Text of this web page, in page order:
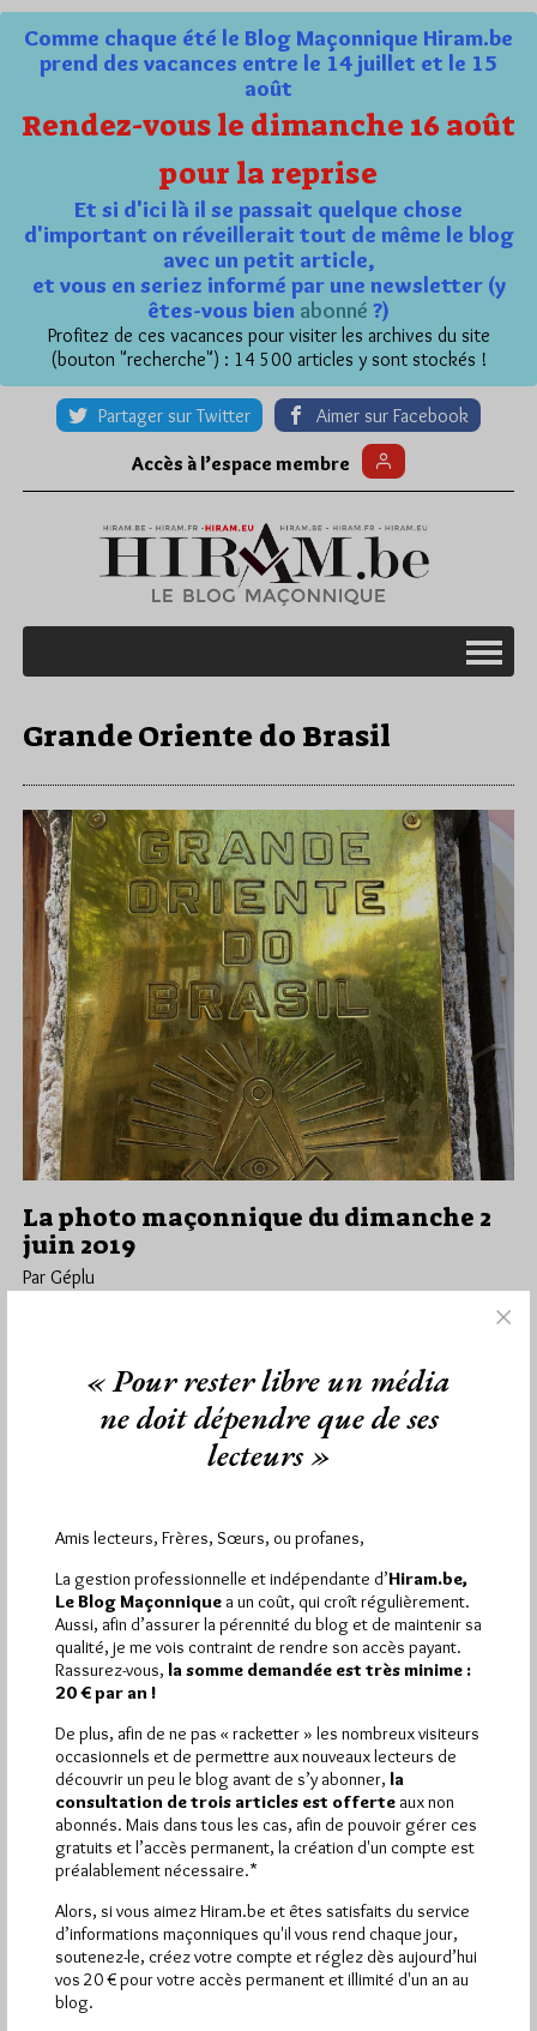
Comme chaque été le Blog Maçonnique Hiram.be
prend des vacances entre le 14 juillet et le 15
août
Rendez-vous le dimanche 16 août
pour la reprise
Et si d'ici là il se passait quelque chose
d'important on réveillerait tout de même le blog
avec un petit article,
et vous en seriez informé par une newsletter (y
êtes-vous bien abonné ?)
Profitez de ces vacances pour visiter les archives du site
(bouton "recherche") : 14 500 articles y sont stockés !
Partager sur Twitter Aimer sur Facebook
Accès à l’espace membre
Grande Oriente do Brasil
La photo maçonnique du dimanche 2
juin 2019
Par Géplu
Lu 17667 fois
déplacement au Brésil, à Rio de Janeiro, je vous…
Hier vendredi 7 août 2026, Hiram.be a reçu 1 864
visiteset3 133 pages ont été lues (Source :
Pirsch.io)
Plus d’informations
« Pour rester libre un média
ne doit dépendre que de ses
lecteurs »
Amis lecteurs, Frères, Sœurs, ou profanes,
La gestion professionnelle et indépendante d’Hiram.be,
Le Blog Maçonnique a un coût, qui croît régulièrement.
Aussi, afin d’assurer la pérennité du blog et de maintenir sa
qualité, je me vois contraint de rendre son accès payant.
Rassurez-vous, la somme demandée est très minime :
20 € par an !
De plus, afin de ne pas « racketter » les nombreux visiteurs
occasionnels et de permettre aux nouveaux lecteurs de
découvrir un peu le blog avant de s’y abonner, la
consultation de trois articles est offerte aux non
abonnés. Mais dans tous les cas, afin de pouvoir gérer ces
gratuits et l’accès permanent, la création d'un compte est
préalablement nécessaire.*
Alors, si vous aimez Hiram.be et êtes satisfaits du service
d’informations maçonniques qu'il vous rend chaque jour,
soutenez-le, créez votre compte et réglez dès aujourd’hui
vos 20 € pour votre accès permanent et illimité d'un an au
blog.